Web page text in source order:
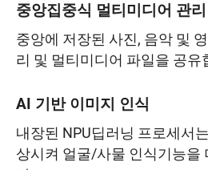
중앙집중식 멀티미디어 관리
중앙에 저장된 사진, 음악 및
리 및 멀티미디어 파일을 공유
AI 기반 이미지 인식
내장된 NPU딥러닝 프로세서
상시켜 얼굴/사물 인식기능을